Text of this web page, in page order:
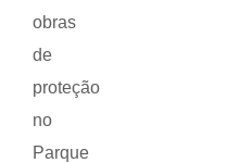
obras
de
proteção
no
Parque